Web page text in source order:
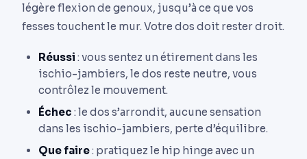
légère flexion de genoux, jusqu’à ce que vos
fesses touchent le mur. Votre dos doit rester droit.
Réussi : vous sentez un étirement dans les
ischio-jambiers, le dos reste neutre, vous
contrôlez le mouvement.
Échec : le dos s’arrondit, aucune sensation
dans les ischio-jambiers, perte d’équilibre.
Que faire: pratiquez le hip hinge avec un